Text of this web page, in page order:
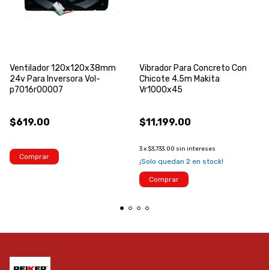
Ventilador 120x120x38mm
24v Para Inversora Vol-
p7016r00007
$619.00
Comprar
Vibrador Para Concreto Con
Chicote 4.5m Makita
Vr1000x45
$11,199.00
3x $3,733.00 sin intereses
¡Solo quedan 2 en stock!
Comprar